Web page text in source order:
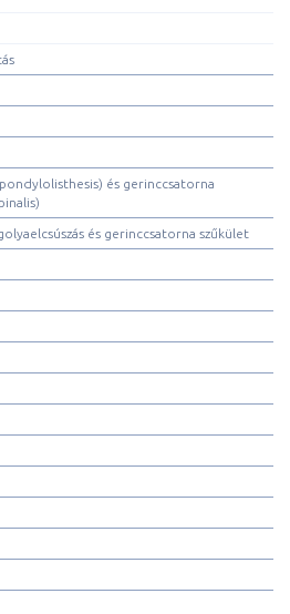
és gerinccsatorna
és gerinccsatorna szűkület